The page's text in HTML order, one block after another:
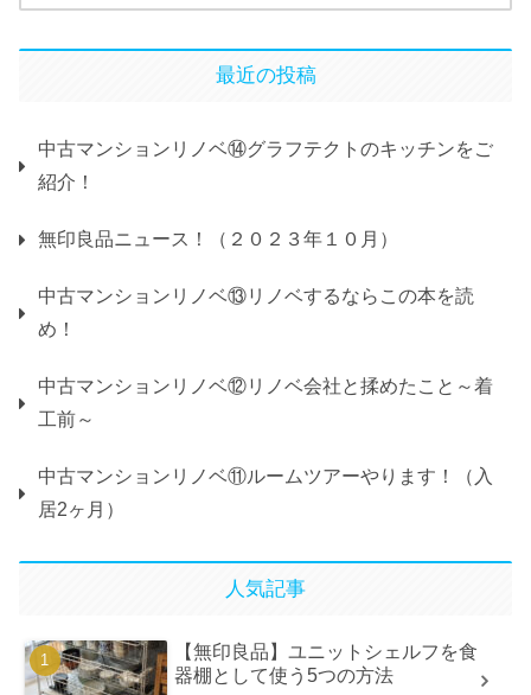
最近の投稿
中古マンションリノベ⑭グラフテクトのキッチンをご
紹介！
無印良品ニュース！（２０２３年１０月）
中古マンションリノベ⑬リノベするならこの本を読
め！
中古マンションリノベ⑫リノベ会社と揉めたこと～着
工前～
中古マンションリノベ⑪ルームツアーやります！（入
居2ヶ月）
人気記事
【無印良品】ユニットシェルフを食
器棚として使う5つの方法